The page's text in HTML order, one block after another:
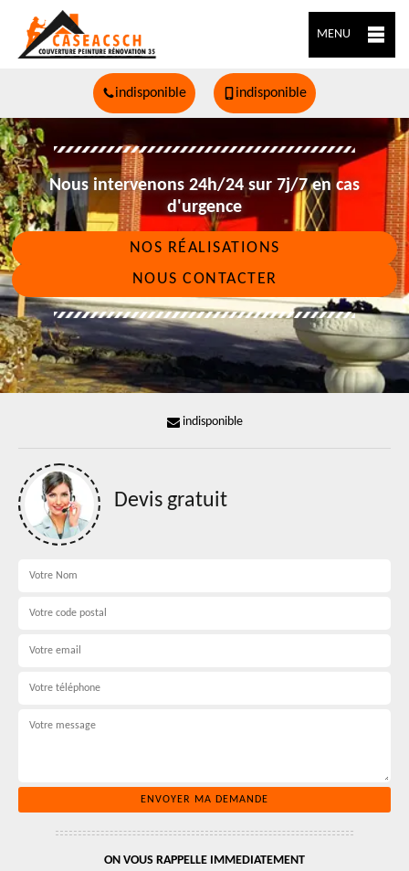
MENU
indisponible indisponible
Nous intervenons 24h/24 sur 7j/7 en cas
d'urgence
NOS RÉALISATIONS
NOUS CONTACTER
indisponible
Devis gratuit
ON VOUS RAPPELLE IMMEDIATEMENT